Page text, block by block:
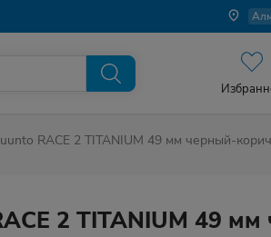
RACE 2 TITANIUM 49 мм черный-
2 TITANIUM 49